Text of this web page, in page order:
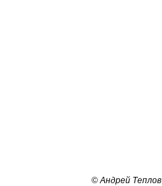
©Андрей Теплов